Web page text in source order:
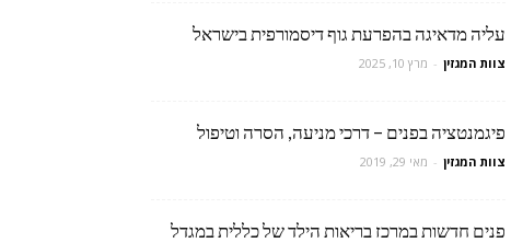
עליה מדאיגה בהפרעת גוף דיסמורפית בישראל
צוות המגזין - מרץ 10, 2025
פיגמנטציה בפנים – דרכי מניעה, הסרה וטיפול
צוות המגזין - מאי 29, 2019
פנים חדשות במרכז בריאות הילד של כללית במגדל